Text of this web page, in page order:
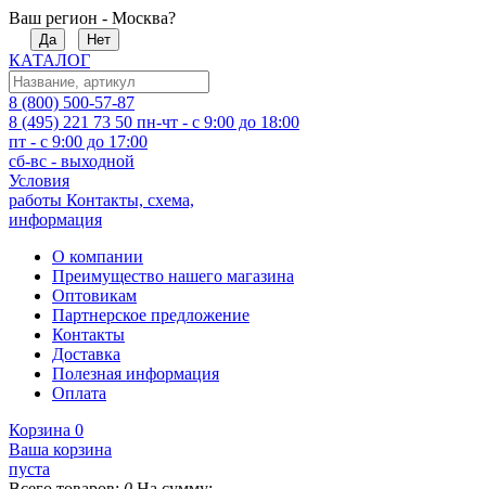
Ваш регион - Москва?
Да Нет
КАТАЛОГ
8 (800) 500-57-87
8 (495) 221 73 50 пн-чт - с 9:00 до 18:00
пт - с 9:00 до 17:00
сб-вс - выходной
Условия
работы Контакты, схема,
информация
О компании
Преимущество нашего магазина
Оптовикам
Партнерское предложение
Контакты
Доставка
Полезная информация
Оплата
Корзина 0
Ваша корзина
пуста